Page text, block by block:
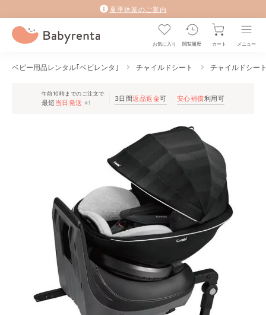
夏季休業のご案内
お気に入り 閲覧履歴 カート メニュー
ベビー用品レンタル｢ベビレンタ｣ チャイルドシート チャイルドシー
午前10時までのご注文で
最短 当日発送 ※1 3日間返品返金可 安心補償利用可